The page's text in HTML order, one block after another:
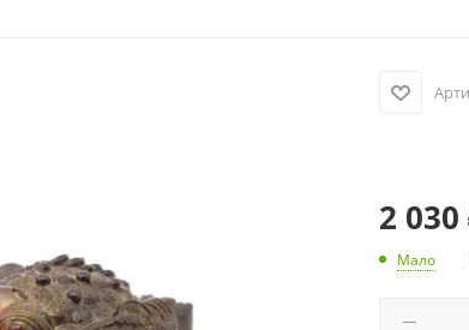
2 030
Мало